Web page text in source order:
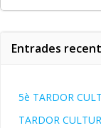
for:
Entrades
5è TARDOR
TARDOR